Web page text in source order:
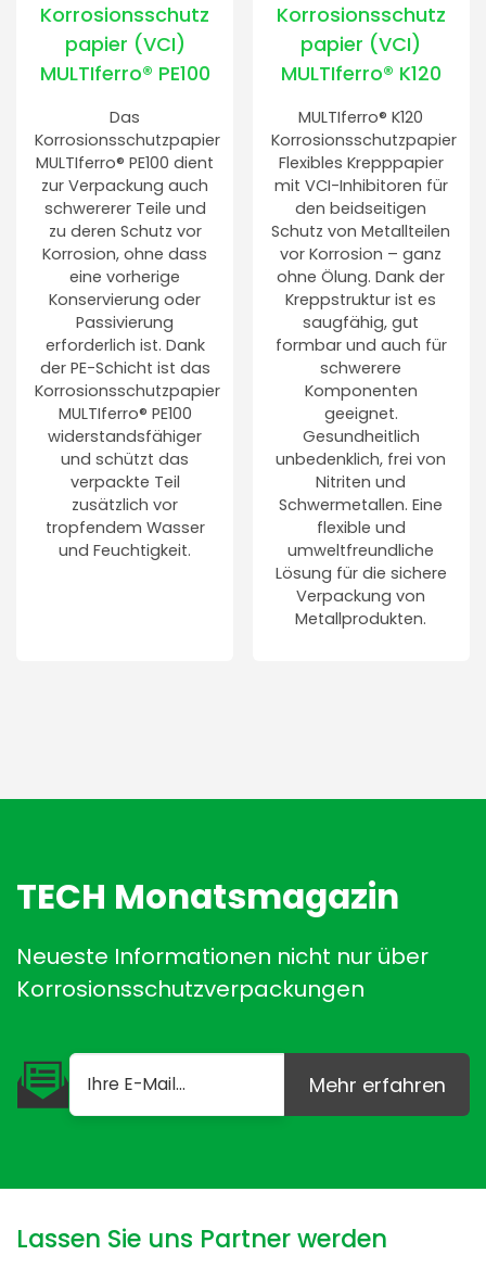
Korrosionsschutz
papier (VCI)
MULTIferro® PE100
Das
Korrosionsschutzpapier
MULTIferro® PE100 dient
zur Verpackung auch
schwererer Teile und
zu deren Schutz vor
Korrosion, ohne dass
eine vorherige
Konservierung oder
Passivierung
erforderlich ist. Dank
der PE-Schicht ist das
Korrosionsschutzpapier
MULTIferro® PE100
widerstandsfähiger
und schützt das
verpackte Teil
zusätzlich vor
tropfendem Wasser
und Feuchtigkeit.
Korrosionsschutz
papier (VCI)
MULTIferro® K120
MULTIferro® K120
Korrosionsschutzpapier
Flexibles Krepppapier
mit VCI-Inhibitoren für
den beidseitigen
Schutz von Metallteilen
vor Korrosion – ganz
ohne Ölung. Dank der
Kreppstruktur ist es
saugfähig, gut
formbar und auch für
schwerere
Komponenten
geeignet.
Gesundheitlich
unbedenklich, frei von
Nitriten und
Schwermetallen. Eine
flexible und
umweltfreundliche
Lösung für die sichere
Verpackung von
Metallprodukten.
TECH Monatsmagazin
Neueste Informationen nicht nur über
Korrosionsschutzverpackungen
Mehr erfahren
Lassen Sie uns Partner werden